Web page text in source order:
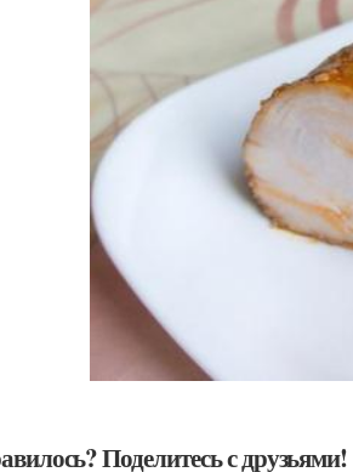
Поделитесь с друзьями!